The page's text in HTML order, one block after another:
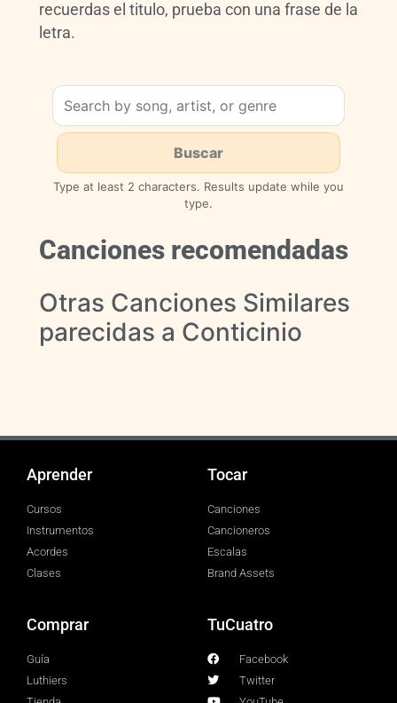
recuerdas el titulo, prueba con una frase de la
letra.
Type at least 2 characters. Results update while you
type.
Canciones recomendadas
Otras Canciones Similares
parecidas a Conticinio
Aprender
Cursos
Instrumentos
Acordes
Clases
Tocar
Canciones
Cancioneros
Escalas
Brand Assets
Comprar
Guía
Luthiers
TuCuatro
Facebook
Twitter